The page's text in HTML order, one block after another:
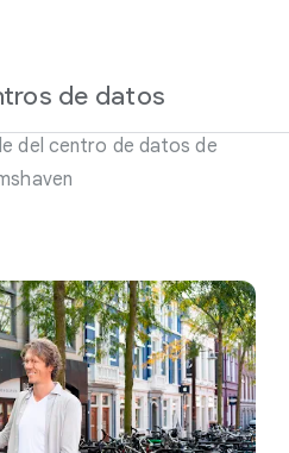
de datos
Ynema
del centro de datos de